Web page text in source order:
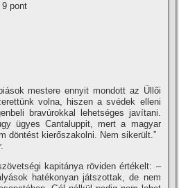
9 pont
mestere ennyit mondott az Üllői
volna, hiszen a svédek elleni
bravúrokkal lehetséges javí­tani.
ügyes Cantaluppit, mert a magyar
döntést kierőszakolni. Nem sikerült.”
kapitánya röviden értékelt: –
hatékonyan játszottak, de nem